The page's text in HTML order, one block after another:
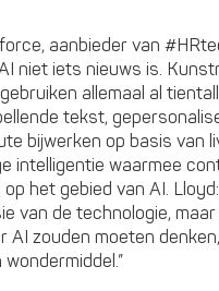
aanbieder van
niet iets nieuws is.
allemaal al
tekst,
bijwerken op basis van
intelligentie waarmee
het gebied van AI. Lloyd:
van de technologie, maar
AI zouden moeten